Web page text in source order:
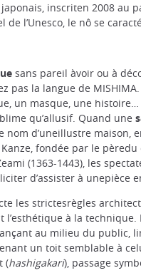
inscriten 2008 au
l’Unesco, le nô se
sans pareil àvoir ou à
pas la langue de
un masque, une
qu’allusif. Quand une
nom d’uneillustre maison,
fondée par le
(1363-1443), les
d’assister à unepièce
les strictesrègles
l’esthétique à la technique.
au milieu du public,
un toit semblable à
(hashigakari), passage